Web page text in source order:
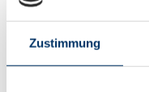
Zustimmung
E-Mail*